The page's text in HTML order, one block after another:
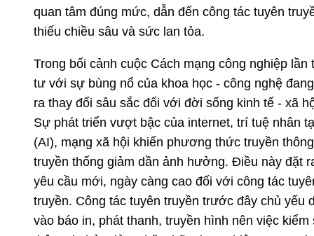
quan tâm đúng mức, dẫn đến công tác tuyên
thiếu chiều sâu và sức lan tỏa.
Trong bối cảnh cuộc Cách mạng công nghiệp lần
tư với sự bùng nổ của khoa học - công nghệ
ra thay đổi sâu sắc đối với đời sống kinh tế - xã
Sự phát triển vượt bậc của internet, trí tuệ nhân
(AI), mạng xã hội khiến phương thức truyền thông
truyền thống giảm dần ảnh hưởng. Điều này đặt
yêu cầu mới, ngày càng cao đối với công tác
truyền. Công tác tuyên truyền trước đây chủ yếu
vào báo in, phát thanh, truyền hình nên việc kiểm